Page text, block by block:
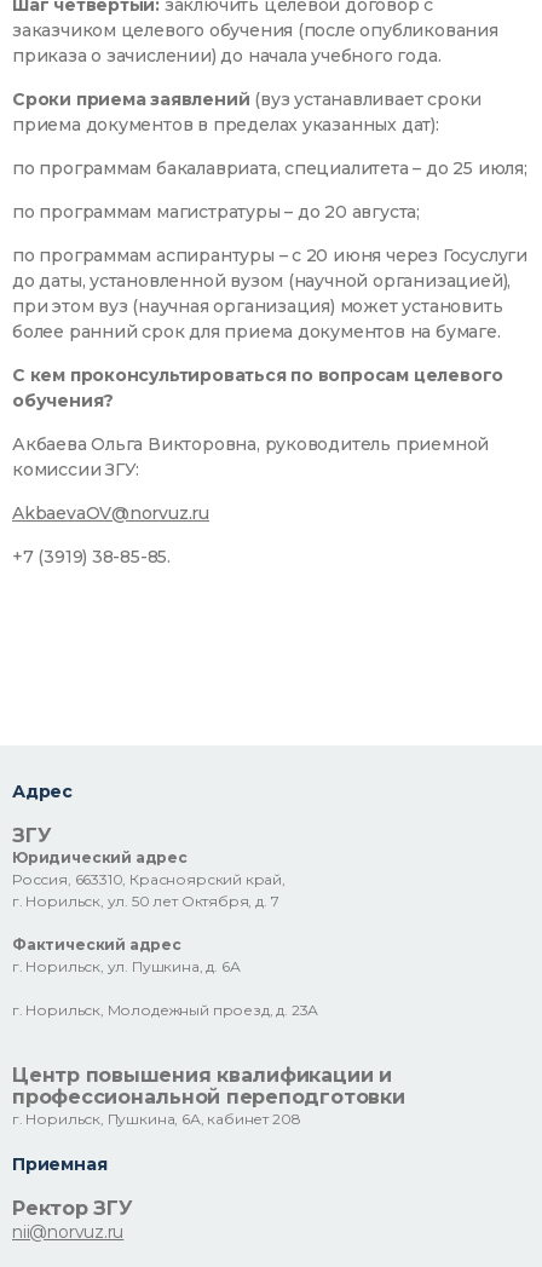
Шаг четвертый: заключить целевой договор с
заказчиком целевого обучения (после опубликования
приказа о зачислении) до начала учебного года.
Сроки приема заявлений (вуз устанавливает сроки
приема документов в пределах указанных дат):
по программам бакалавриата, специалитета – до 25 июля;
по программам магистратуры – до 20 августа;
по программам аспирантуры – с 20 июня через Госуслуги
до даты, установленной вузом (научной организацией),
при этом вуз (научная организация) может установить
более ранний срок для приема документов на бумаге.
С кем проконсультироваться по вопросам целевого
обучения?
Акбаева Ольга Викторовна, руководитель приемной
комиссии ЗГУ:
AkbaevaOV@norvuz.ru
+7 (3919) 38-85-85.
Адрес
ЗГУ
Юридический адрес
Россия, 663310, Красноярский край,
г. Норильск, ул. 50 лет Октября, д. 7
Фактический адрес
г. Норильск, ул. Пушкина, д. 6А
г. Норильск, Молодежный проезд, д. 23А
Центр повышения квалификации и
профессиональной переподготовки
г. Норильск, Пушкина, 6А, кабинет 208
Приемная
Ректор ЗГУ
nii@norvuz.ru